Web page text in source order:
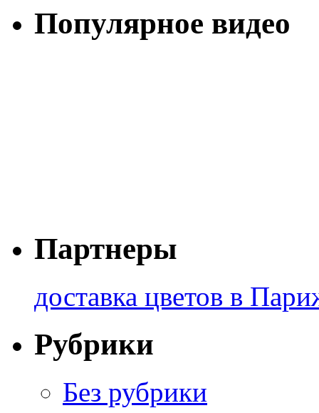
Популярное видео
Партнеры
доставка цветов в
Рубрики
Без рубрики